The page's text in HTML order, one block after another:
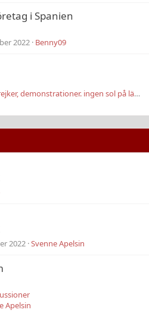
i Spanien
2022 Benny09
Krig, flyktingar, virus, strejker, demonstrationer. ingen sol på länge
2022 Svenne Apelsin
Apelsin